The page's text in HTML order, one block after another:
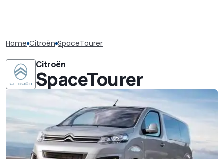
Home Citroën SpaceTourer
Citroën
SpaceTourer